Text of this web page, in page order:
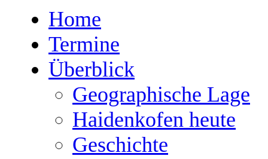
Home
Termine
Überblick
Geographische Lage
Haidenkofen heute
Geschichte